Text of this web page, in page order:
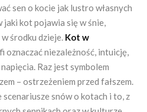
sen o kocie jak lustro własnych
jaki kot pojawia się w śnie,
środku dzieje. Kot w
oznaczać niezależność, intuicję,
Raz jest symbolem
– ostrzeżeniem przed fałszem.
snów o kotach i to, z